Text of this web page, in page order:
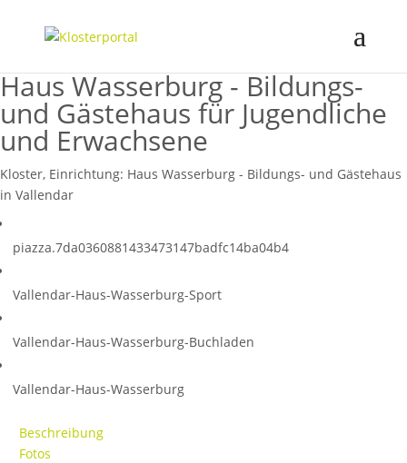
Haus Wasserburg - Bildungs-
und Gästehaus für Jugendliche
und Erwachsene
Kloster, Einrichtung: Haus Wasserburg - Bildungs- und Gästehaus
in Vallendar
piazza.7da0360881433473147badfc14ba04b4
Vallendar-Haus-Wasserburg-Sport
Vallendar-Haus-Wasserburg-Buchladen
Vallendar-Haus-Wasserburg
Beschreibung
Fotos